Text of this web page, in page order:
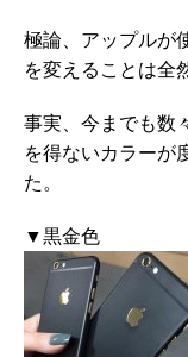
極論、アップルが
を変えることは全
事実、今までも数
を得ないカラーが
た。
▼黒金色